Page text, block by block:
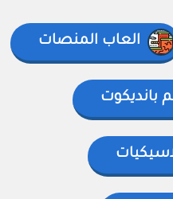
العاب المنصات
بانديكوت